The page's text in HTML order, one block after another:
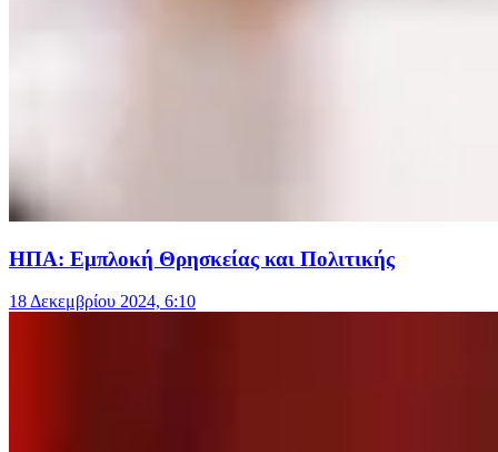
ΗΠΑ: Εμπλοκή Θρησκείας και Πολιτικής
18 Δεκεμβρίου 2024, 6:10